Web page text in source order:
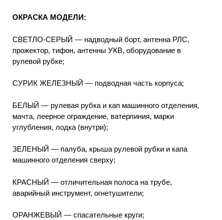
ОКРАСКА МОДЕЛИ:
СВЕТЛО-СЕРЫЙ — надводный борт, антенна РЛС,
прожектор, тифон, антенны УКВ, оборудование в
рулевой рубке;
СУРИК ЖЕЛЕЗНЫЙ — подводная часть корпуса;
БЕЛЫЙ — рулевая рубка и кап машинного отделения,
мачта, леерное ограждение, ватерлиния, марки
углубления, лодка (внутри);
ЗЕЛЕНЫЙ — палуба, крыша рулевой рубки и капа
машинного отделения сверху;
КРАСНЫЙ — отличительная полоса на трубе,
аварийный инструмент, огнетушители;
ОРАНЖЕВЫЙ — спасательные круги;